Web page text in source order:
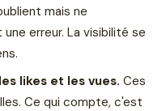
mais ne
erreur. La visibilité se
likes et les vues. Ces
Ce qui compte, c'est